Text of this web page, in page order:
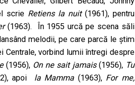
scrie Retiens la nuit(1961), pentru
(1963). În 1955 urcă pe scena săli
melodii, pe care parcă le ştim
Centrale, vorbind lumii întregi despre
(1956), On ne sait jamais(1956), Tu
apoi la Mamma(1963), For me,